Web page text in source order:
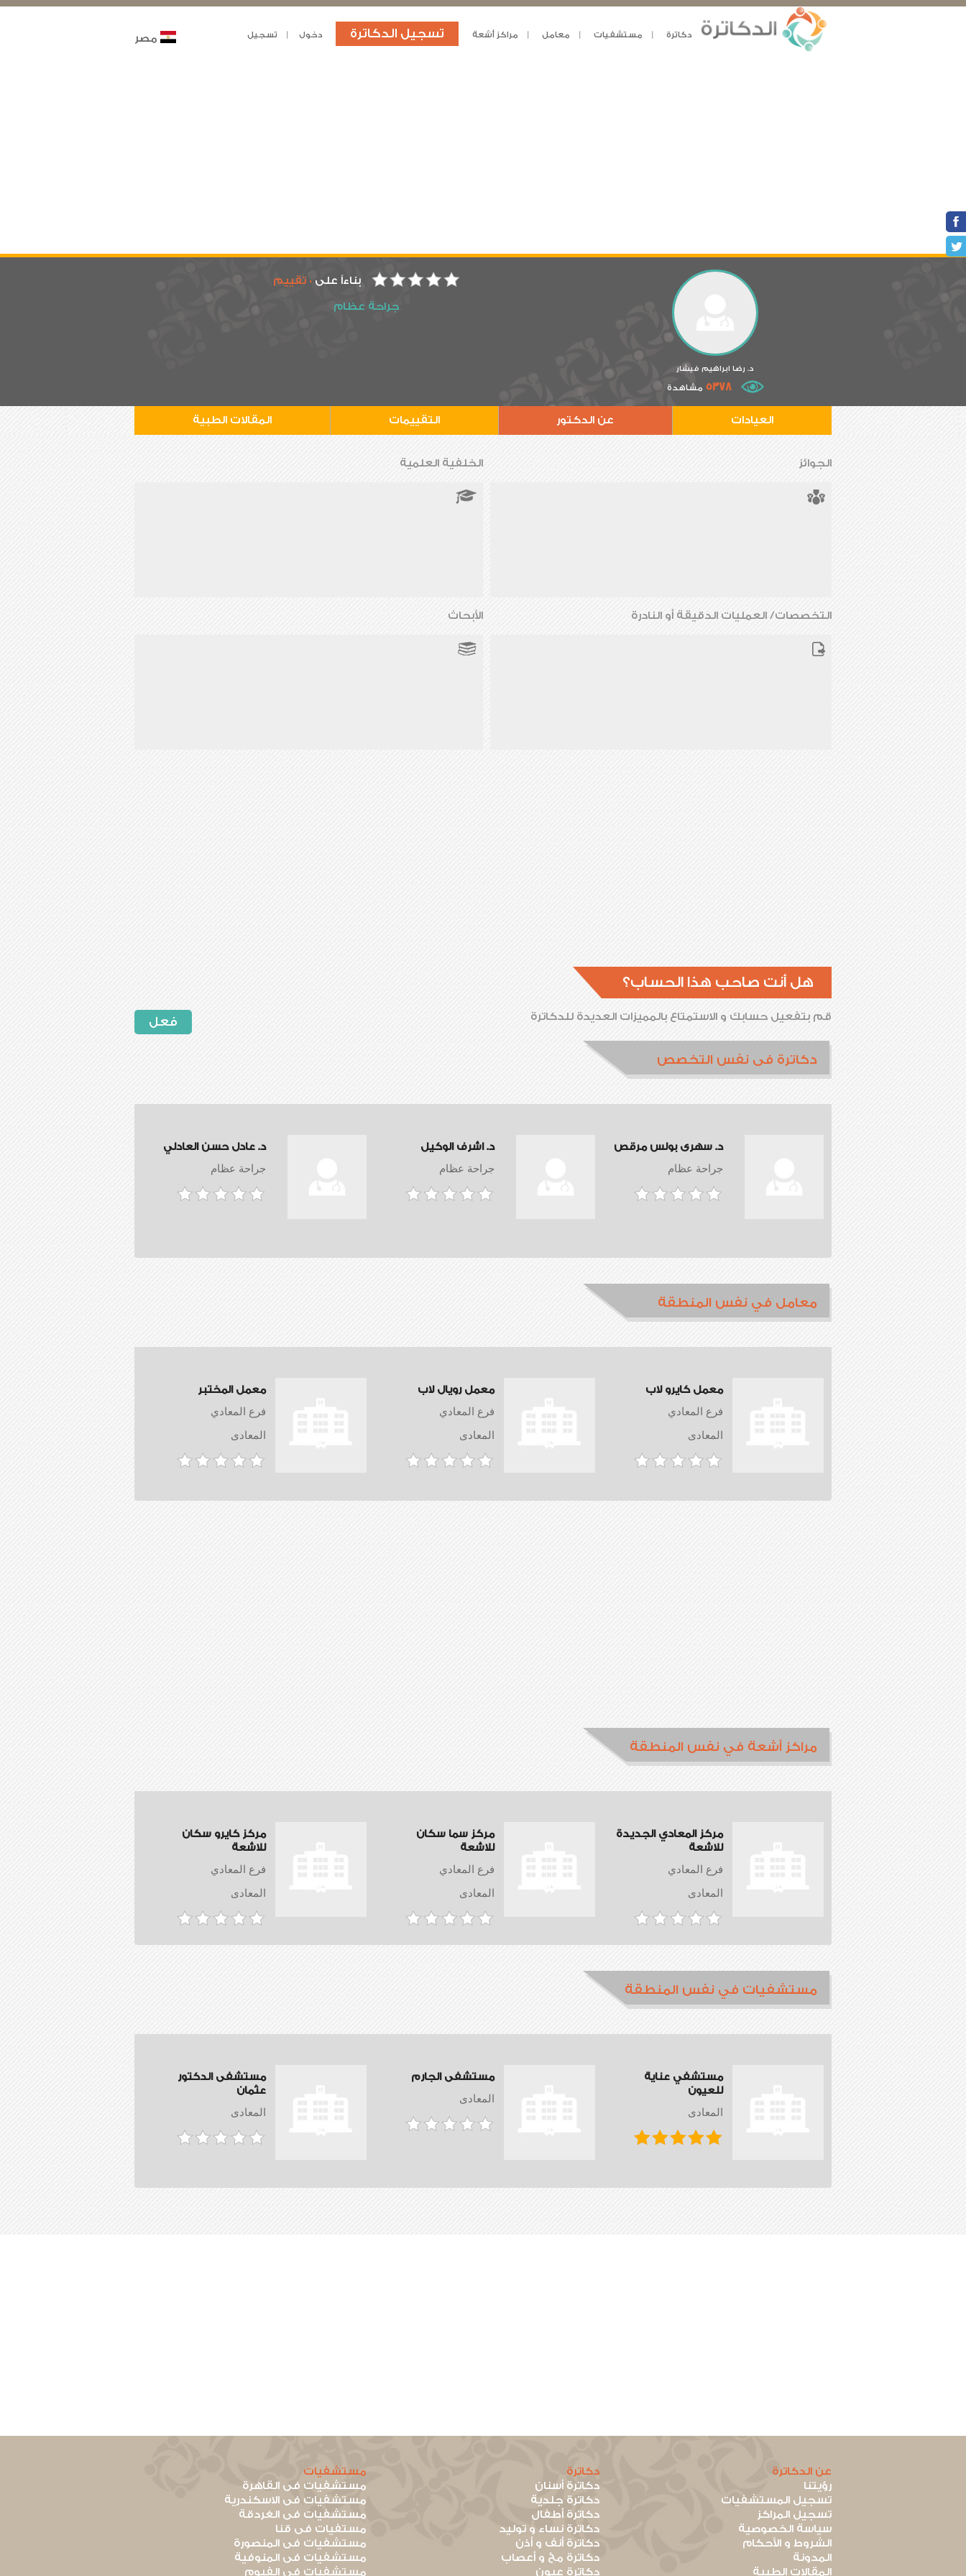
دكاترة مستشفيات معامل مراكز أشعة تسجيل الدكاترة دخول تسجيل مصر
د. رضا ابراهيم فيشار
5378 مشاهدة
بناءاً على0 تقييم
جراحة عظام
العيادات عن الدكتور التقييمات المقالات الطبية
الجوائز
التخصصات/ العمليات الدقيقة أو النادرة
الخلفية العلمية
الأبحاث
هل أنت صاحب هذا الحساب؟
فعل قم بتفعيل حسابك و الاستمتاع بالمميزات العديدة للدكاترة
دكاترة فى نفس التخصص
د. عادل حسن العادلي
جراحة عظام
د. اشرف الوكيل
جراحة عظام
د. سهرى بولس مرقص
جراحة عظام
معامل في نفس المنطقة
معمل المختبر
فرع المعادي
المعادى
معمل رويال لاب
فرع المعادي
المعادى
معمل كايرو لاب
فرع المعادي
المعادى
مراكز أشعة في نفس المنطقة
مركز كايرو سكان
للاشعة
فرع المعادي
المعادى
مركز سما سكان
للاشعة
فرع المعادي
المعادى
مركز المعادي الجديدة
للاشعة
فرع المعادي
المعادى
مستشفيات في نفس المنطقة
مستشفى الدكتور
عثمان
المعادى
مستشفى الجارم
المعادى
مستشفي عناية
للعيون
المعادى
عن الدكاترة
رؤيتنا
تسجيل المستشفيات
تسجيل المراكز
سياسة الخصوصية
الشروط و الأحكام
المدونة
المقالات الطبية
دكاترة
دكاترة أسنان
دكاترة جلدية
دكاترة أطفال
دكاترة نساء و توليد
دكاترة أنف و أذن
دكاترة مخ و أعصاب
دكاترة عيون
مستشفيات
مستشفيات فى القاهرة
مستشفيات فى الاسكندرية
مستشفيات فى الغردقة
مستفيات فى قنا
مستشفيات فى المنصورة
مستشفيات فى المنوفية
مستشفيات فى الفيوم